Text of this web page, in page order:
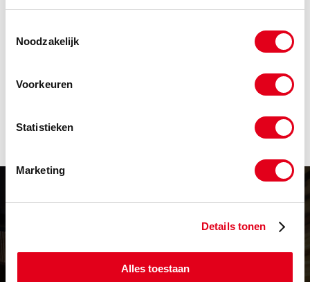
Noodzakelijk
Voorkeuren
Statistieken
Marketing
Details tonen
Alles toestaan
voudig 1.5m
Info
Levering in heel Europa